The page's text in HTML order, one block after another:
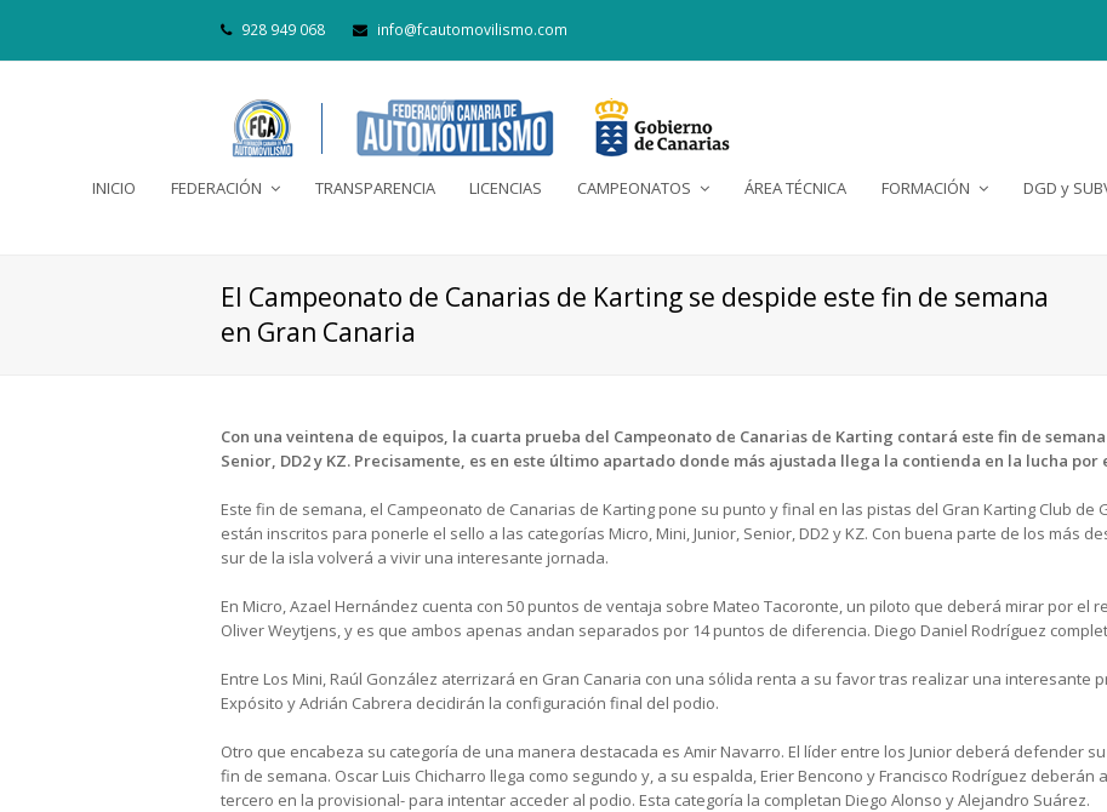
928 949 068 info@fcautomovilismo.com
INICIO FEDERACIÓN TRANSPARENCIA LICENCIAS CAMPEONATOS ÁREA TÉCNICA FORMACIÓN DGD y
El Campeonato de Canarias de Karting se despide este fin de semana
en Gran Canaria
Con una veintena de equipos, la cuarta prueba del Campeonato de Canarias de Karting contará este fin de
Senior, DD2 y KZ. Precisamente, es en este último apartado donde más ajustada llega la contienda en la lucha
Este fin de semana, el Campeonato de Canarias de Karting pone su punto y final en las pistas del Gran Karting Club de
están inscritos para ponerle el sello a las categorías Micro, Mini, Junior, Senior, DD2 y KZ. Con buena parte de los más
sur de la isla volverá a vivir una interesante jornada.
En Micro, Azael Hernández cuenta con 50 puntos de ventaja sobre Mateo Tacoronte, un piloto que deberá mirar por el
Oliver Weytjens, y es que ambos apenas andan separados por 14 puntos de diferencia. Diego Daniel Rodríguez
Entre Los Mini, Raúl González aterrizará en Gran Canaria con una sólida renta a su favor tras realizar una interesante
Expósito y Adrián Cabrera decidirán la configuración final del podio.
Otro que encabeza su categoría de una manera destacada es Amir Navarro. El líder entre los Junior deberá defender
fin de semana. Oscar Luis Chicharro llega como segundo y, a su espalda, Erier Bencono y Francisco Rodríguez
tercero en la provisional- para intentar acceder al podio. Esta categoría la completan Diego Alonso y Alejandro Suárez.